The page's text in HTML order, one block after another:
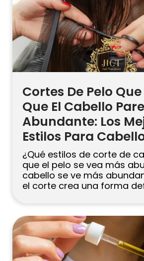
Cortes De Pelo
Que El Cabello
Abundante: Los
Estilos Para
¿Qué estilos de corte de
que el pelo se vea más
cabello se ve más
el corte crea una forma
puntas se vean
lobs rectos, los pixies
capas ligeras
los flequillos […]